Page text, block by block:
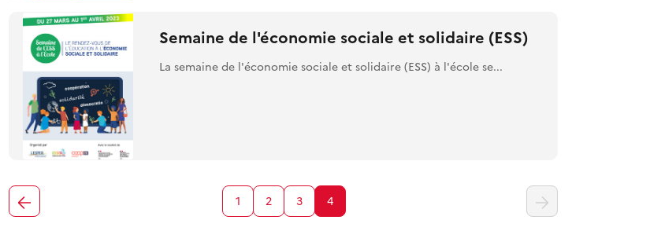
Semaine de l'économie sociale et solidaire (ESS)
La semaine de l'économie sociale et solidaire (ESS) à l'école se...
1 2 3 4